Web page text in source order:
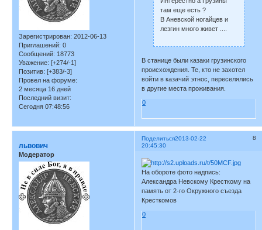
Зарегистрирован: 2012-06-13
Приглашений: 0
Сообщений: 18773
Уважение: [+274/-1]
Позитив: [+383/-3]
Провел на форуме:
2 месяца 16 дней
Последний визит:
Сегодня 07:48:56
там еще есть ?
В Аневской ногайцев и
лезгин много живет ....
В станице были казаки грузинского
происхождения. Те, кто не захотел
войти в казачий этнос, переселялись
в другие места проживания.
0
Поделиться 8
2013-02-22
20:45:30
львович
Модератор
На обороте фото надпись:
Александра Невскому Кресткому на
память от 2-го Окружного съезда
Кресткомов
0